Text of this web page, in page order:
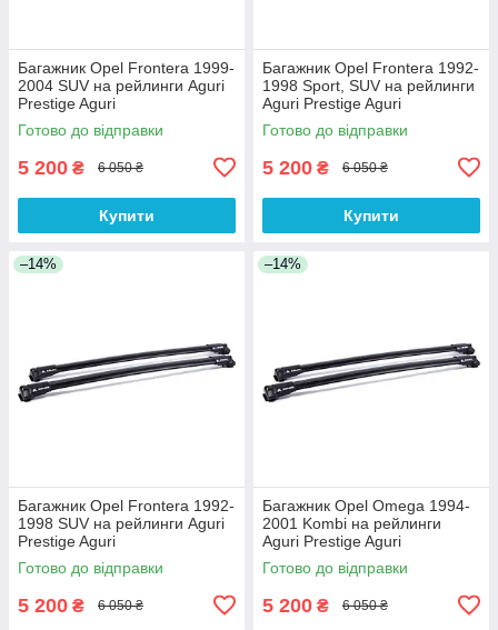
Багажник Opel Frontera 1999-
2004 SUV на рейлинги Aguri
Prestige Aguri
Готово до відправки
5 200 ₴ 6 050 ₴
Купити
Багажник Opel Frontera 1992-
1998 Sport, SUV на рейлинги
Aguri Prestige Aguri
Готово до відправки
5 200 ₴ 6 050 ₴
Купити
–14%
Багажник Opel Frontera 1992-
1998 SUV на рейлинги Aguri
Prestige Aguri
Готово до відправки
5 200 ₴ 6 050 ₴
–14%
Багажник Opel Omega 1994-
2001 Kombi на рейлинги
Aguri Prestige Aguri
Готово до відправки
5 200 ₴ 6 050 ₴